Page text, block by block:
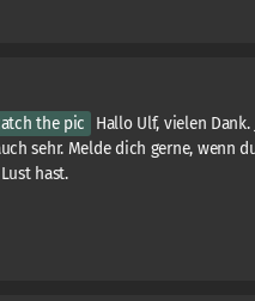
the pic
Hallo Ulf, vielen Dank.
sehr. Melde dich gerne, wenn
hast.